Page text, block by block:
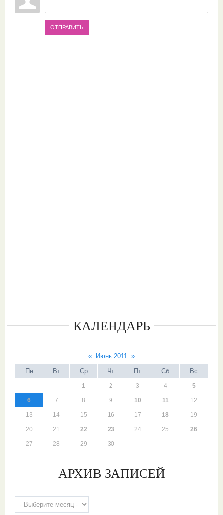
ОТПРАВИТЬ
КАЛЕНДАРЬ
« Июнь 2011 »
Пн
Вт Ср Чт Пт Сб Вс
1 2 3 4 5
6 7 8 9 10 11 12
13 14 15 16 17 18 19
20 21 22 23 24 25 26
27 28 29 30
АРХИВ ЗАПИСЕЙ